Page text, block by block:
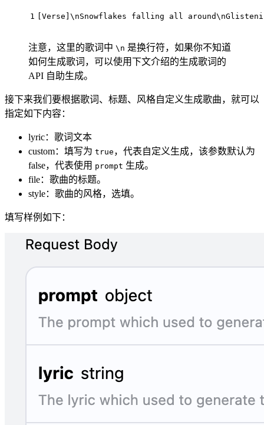
1 [Verse] \ nSnowflakes falling all around\
注意，这里的歌词中 \n 是换行符，如果你不知道
如何生成歌词，可以使用下文介绍的生成歌词的
API 自助生成。
接下来我们要根据歌词、标题、风格自定义生成歌曲，就可以
指定如下内容：
lyric：歌词文本
custom：填写为 true ，代表自定义生成，该参数默认为
false，代表使用 prompt 生成。
file：歌曲的标题。
style：歌曲的风格，选填。
填写样例如下：